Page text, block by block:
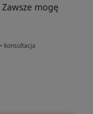
mogę
• konsultacja